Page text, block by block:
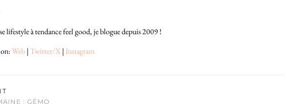
lifestyle à tendance feel good, je blogue depuis 2009 !
Web|Twitter/X| Instagram
: GÉMO